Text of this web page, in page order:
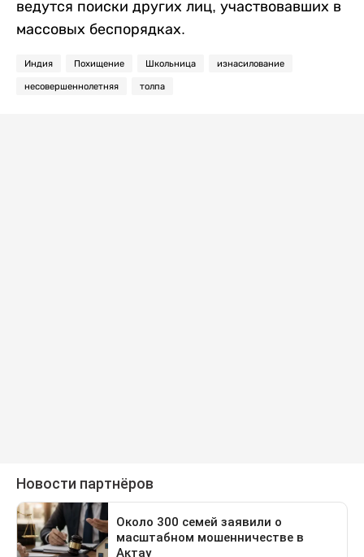
ведутся поиски других лиц, участвовавших в
массовых беспорядках.
Индия Похищение Школьница изнасилование
несовершеннолетняя толпа